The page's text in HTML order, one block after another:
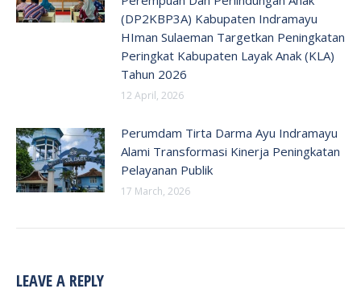
(DP2KBP3A) Kabupaten Indramayu
HIman Sulaeman Targetkan Peningkatan
Peringkat Kabupaten Layak Anak (KLA)
Tahun 2026
12 April, 2026
Perumdam Tirta Darma Ayu Indramayu
Alami Transformasi Kinerja Peningkatan
Pelayanan Publik
17 March, 2026
LEAVE A REPLY